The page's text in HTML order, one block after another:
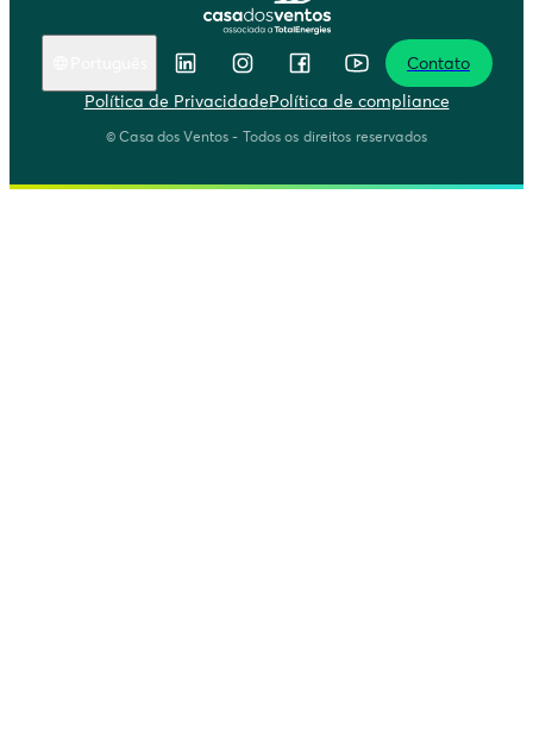
Política de PrivacidadePolítica de compliance
Português
Contato
© Casa dos Ventos - Todos os direitos reservados